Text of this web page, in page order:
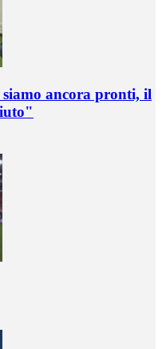
ancora pronti, il